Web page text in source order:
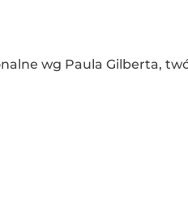
wg Paula Gilberta,